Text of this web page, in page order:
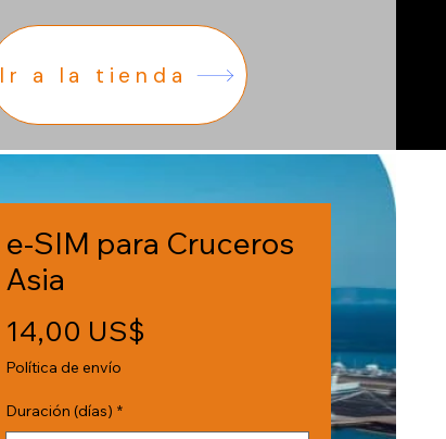
Ir a la tienda
e-SIM para Cruceros
Asia
14,00 US$
Política de envío
Duración (días) *